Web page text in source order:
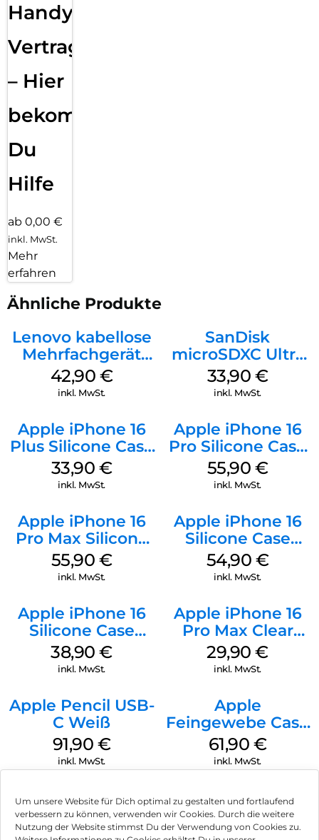
Um unsere Website für Dich optimal zu gestalten und fortlaufend
verbessern zu können, verwenden wir Cookies. Durch die weitere
Nutzung der Website stimmst Du der Verwendung von Cookies zu.
Handy
Vertragsabwicklung
– Hier
bekommst
Du
Hilfe
ab 0,00 €
inkl. MwSt.
Mehr
erfahren
Ähnliche Produkte
Lenovo kabellose
Mehrfachgerät
Luna Grey
42,90 €
inkl. MwSt.
SanDisk
microSDXC Ultra
128 GB + Adapter
Mobile
33,90 €
inkl. MwSt.
Apple iPhone 16
Plus Silicone Case
MagSafe Lake
Green
33,90 €
inkl. MwSt.
Apple iPhone 16
Pro Silicone Case
MagSafe Stone
Gray
55,90 €
inkl. MwSt.
Apple iPhone 16
Pro Max Silicone
Case MagSafe
Stone Gray
55,90 €
inkl. MwSt.
Apple iPhone 16
Silicone Case
MagSafe Black
54,90 €
inkl. MwSt.
Apple iPhone 16
Silicone Case
MagSafe
Ultramarine
38,90€
inkl. MwSt.
Apple iPhone 16
Pro Max Clear
Case MagSafe
Transparent
29,90€
inkl. MwSt.
Apple Pencil USB-
C Weiß
91,90 €
inkl. MwSt.
Apple
Feingewebe Case
iPhone 15 Pro
MagSafe Schwarz
61,90 €
inkl. MwSt.